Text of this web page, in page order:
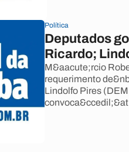
Política
Deputados
Ricardo;
M&aacute;rcio
requerimento
Lindolfo Pires